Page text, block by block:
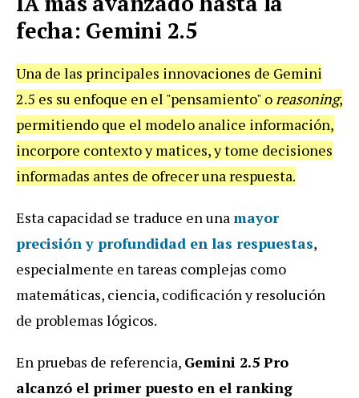
fecha: Gemini 2.5
Una de las principales innovaciones de Gemini
2.5 es su enfoque en el "pensamiento" oreasoning,
permitiendo que el modelo analice información,
incorpore contexto y matices, y tome decisiones
informadas antes de ofrecer una respuesta.
Esta capacidad se traduce en unamayor
precisión y profundidad en las respuestas,
especialmente en tareas complejas como
matemáticas, ciencia, codificación y resolución
de problemas lógicos.
En pruebas de referencia, Gemini 2.5 Pro
alcanzó el primer puesto en el ranking